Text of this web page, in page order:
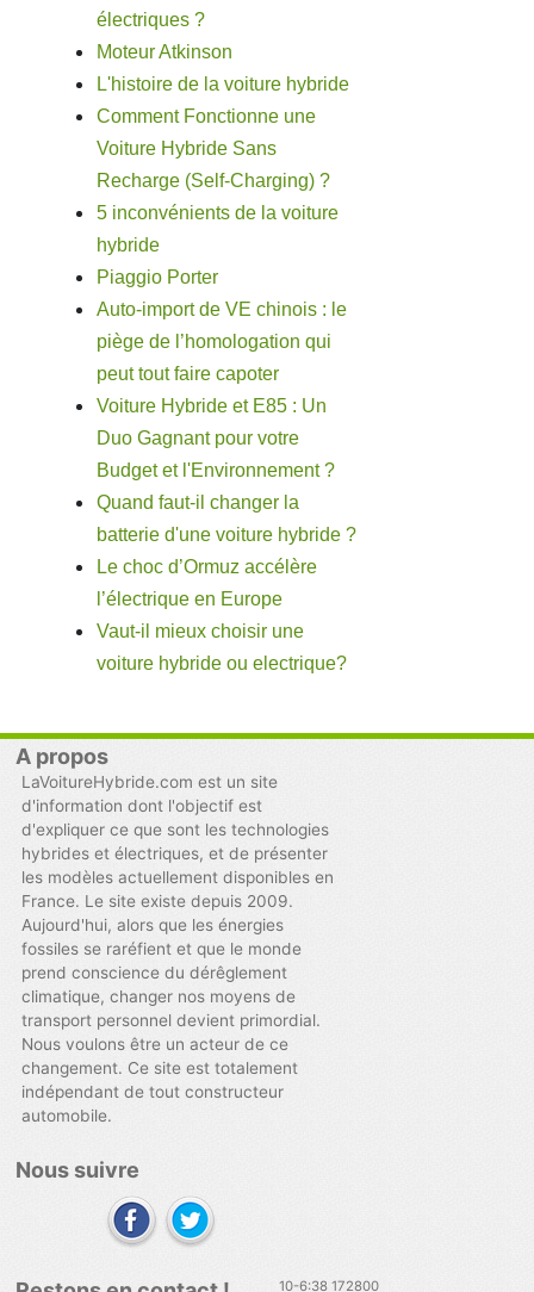
électriques ?
Moteur Atkinson
L'histoire de la voiture hybride
Comment Fonctionne une
Voiture Hybride Sans
Recharge (Self-Charging) ?
5 inconvénients de la voiture
hybride
Piaggio Porter
Auto-import de VE chinois : le
piège de l’homologation qui
peut tout faire capoter
Voiture Hybride et E85 : Un
Duo Gagnant pour votre
Budget et l'Environnement ?
Quand faut-il changer la
batterie d'une voiture hybride ?
Le choc d’Ormuz accélère
l’électrique en Europe
Vaut-il mieux choisir une
voiture hybride ou electrique?
A propos
LaVoitureHybride.com est un site
d'information dont l'objectif est
d'expliquer ce que sont les technologies
hybrides et électriques, et de présenter
les modèles actuellement disponibles en
France. Le site existe depuis 2009.
Aujourd'hui, alors que les énergies
fossiles se raréfient et que le monde
prend conscience du dérêglement
climatique, changer nos moyens de
transport personnel devient primordial.
Nous voulons être un acteur de ce
changement. Ce site est totalement
indépendant de tout constructeur
automobile.
Nous suivre
10-6:38 172800